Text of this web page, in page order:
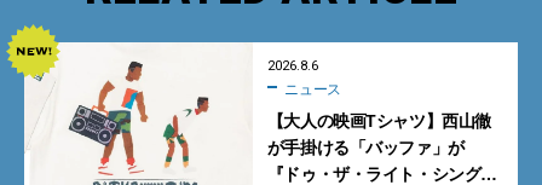
2026.8.6
ニュース
【大人の映画Tシャツ】西山徹
が手掛ける「バッファ」が
『ドゥ・ザ・ライト・シング』